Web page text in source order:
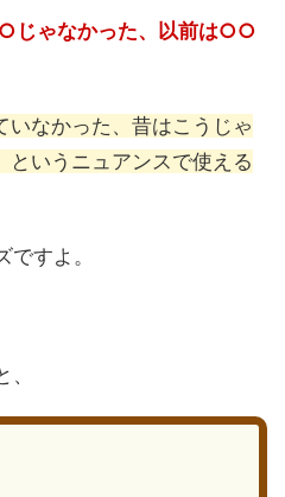
じゃなかった、以前は○○
なかった、昔はこうじゃ
いうニュアンスで使える
すよ。